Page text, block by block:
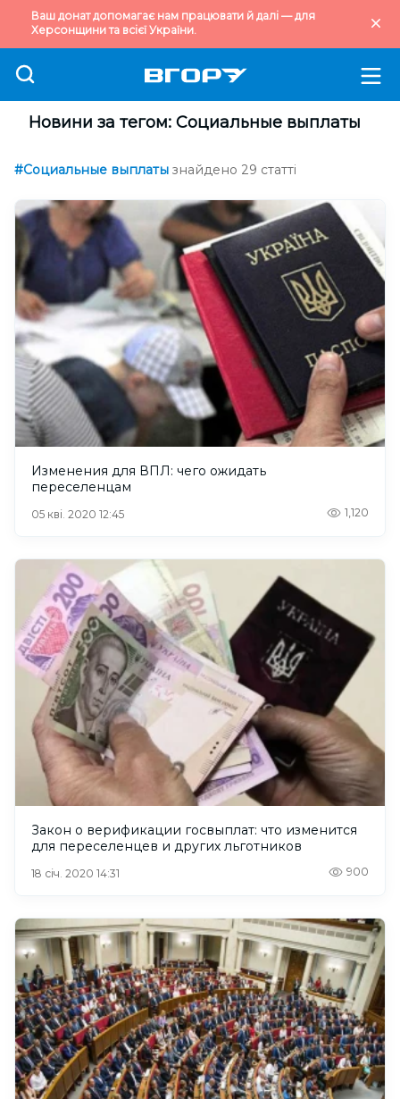
Ваш донат допомагає нам працювати й далі — для
Херсонщини та всієї України.
Новини за тегом: Социальные выплаты
#Социальные выплаты знайдено 29 статті
Изменения для ВПЛ: чего ожидать
переселенцам
05 кві. 2020 12:45 1,120
Закон о верификации госвыплат: что изменится
для переселенцев и других льготников
18 січ. 2020 14:31 900